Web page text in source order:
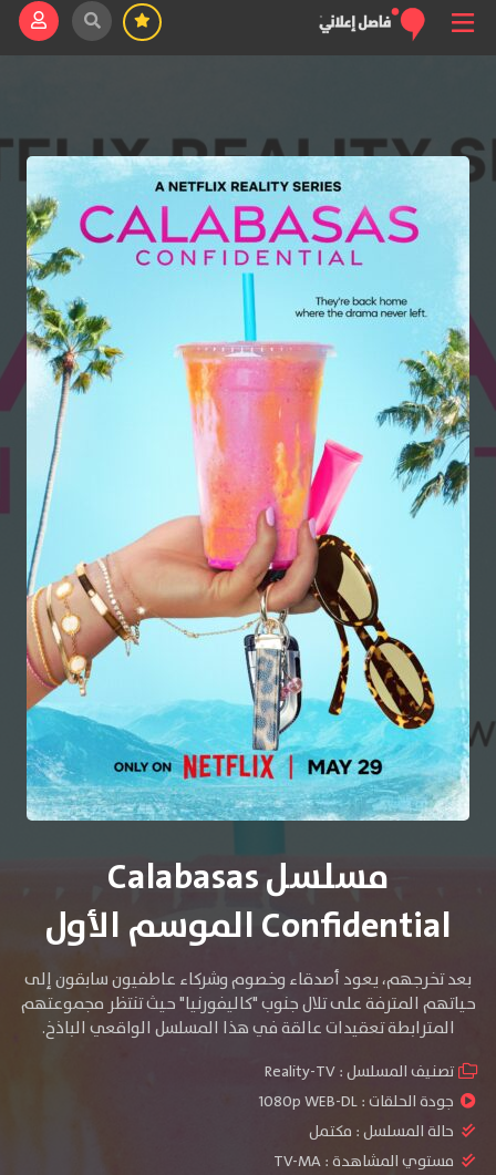
مسلسل Calabasas
Confidential الموسم الأول
بعد تخرجهم، يعود أصدقاء وخصوم وشركاء عاطفيون سابقون إلى
حياتهم المترفة على تلال جنوب "كاليفورنيا" حيث تنتظر مجموعتهم
المترابطة تعقيدات عالقة في هذا المسلسل الواقعي الباذخ.
تصنيف المسلسل :Reality-TV
جودة الحلقات :1080p WEB-DL
حالة المسلسل : مكتمل
مستوي المشاهدة :TV-MA